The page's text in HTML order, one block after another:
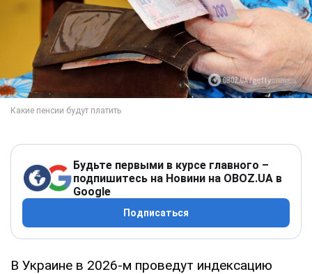
Будьте первыми в курсе главного –
подпишитесь на Новини на OBOZ.UA в
Google
Подписаться
В Украине в 2026-м проведут индексацию